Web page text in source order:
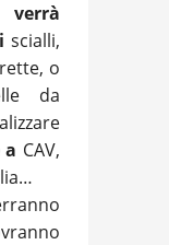
verrà
scialli,
o
da
a CAV,